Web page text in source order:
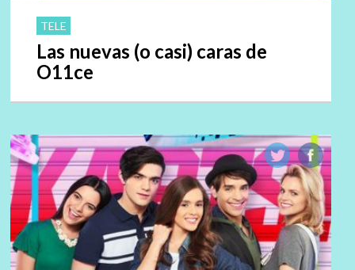
TELE
Las nuevas (o casi) caras de
O11ce